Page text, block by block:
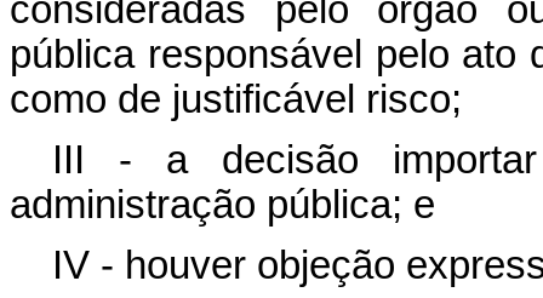
consideradas pelo órgão
pública responsável pelo ato
como de justificável risco;
III - a decisão
administração pública; e
IV - houver objeção